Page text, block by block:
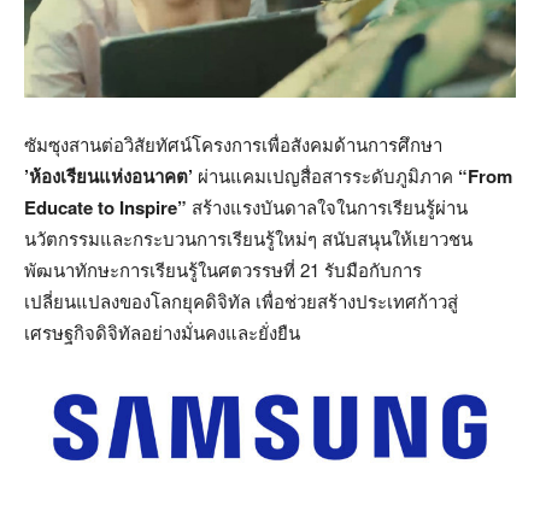
ซัมซุงสานต่อวิสัยทัศน์โครงการเพื่อสังคมด้านการศึกษา
’ห้องเรียนแห่งอนาคต’ ผ่านแคมเปญสื่อสารระดับภูมิภาค “From
Educate to Inspire” สร้างแรงบันดาลใจในการเรียนรู้ผ่าน
นวัตกรรมและกระบวนการเรียนรู้ใหม่ๆ สนับสนุนให้เยาวชน
พัฒนาทักษะการเรียนรู้ในศตวรรษที่ 21 รับมือกับการ
เปลี่ยนแปลงของโลกยุคดิจิทัล เพื่อช่วยสร้างประเทศก้าวสู่
เศรษฐกิจดิจิทัลอย่างมั่นคงและยั่งยืน